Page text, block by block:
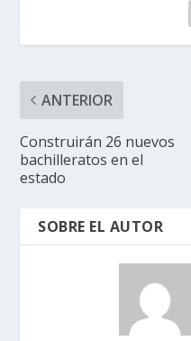
ANTERIOR
Construirán 26 nuevos
bachilleratos en el
estado
SOBRE EL AUTOR